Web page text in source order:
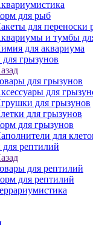
для рыб
для переноски
и тумбы
для аквариума
грызунов
для грызунов
для
для грызунов
для грызунов
для грызунов
для
рептилий
для рептилий
для рептилий